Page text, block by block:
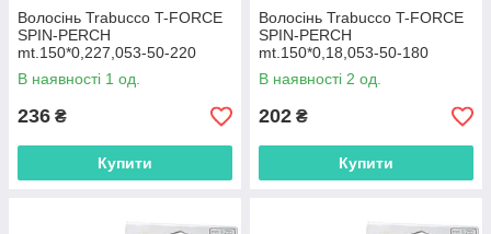
Волосінь Trabucco T-FORCE
SPIN-PERCH
mt.150*0,227,053-50-220
В наявності 1 од.
236 ₴
Купити
Волосінь Trabucco T-FORCE
SPIN-PERCH
mt.150*0,18,053-50-180
В наявності 2 од.
202 ₴
Купити